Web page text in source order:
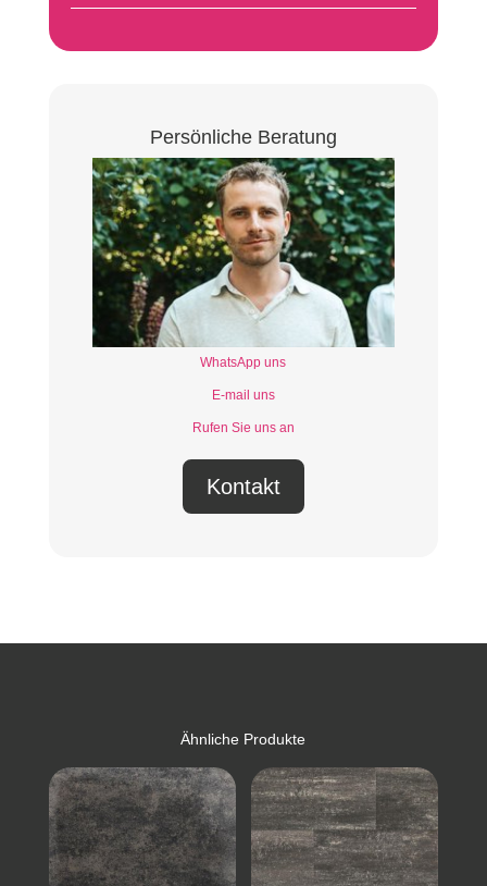
Persönliche Beratung
WhatsApp uns
E-mail uns
Rufen Sie uns an
Kontakt
Ähnliche Produkte